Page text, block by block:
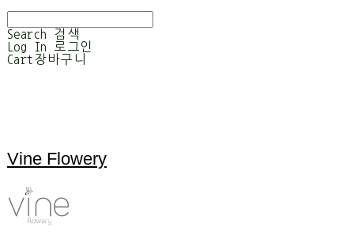
Search
검색
Log In
로그인
Cart장바구니
Vine Flowery